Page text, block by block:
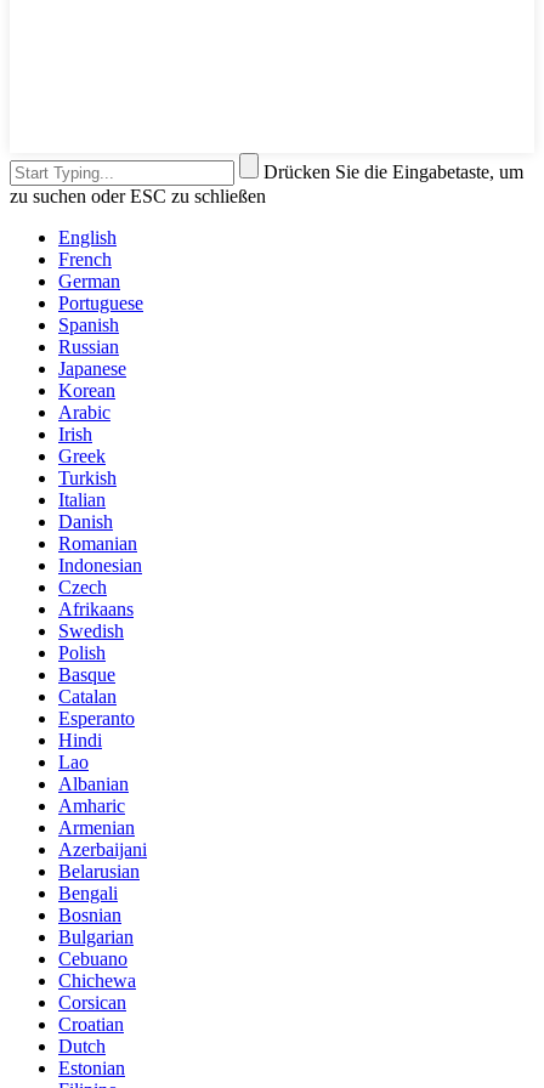
Drücken Sie die Eingabetaste, um
zu suchen oder ESC zu schließen
English
French
German
Portuguese
Spanish
Russian
Japanese
Korean
Arabic
Irish
Greek
Turkish
Italian
Danish
Romanian
Indonesian
Czech
Afrikaans
Swedish
Polish
Basque
Catalan
Esperanto
Hindi
Lao
Albanian
Amharic
Armenian
Azerbaijani
Belarusian
Bengali
Bosnian
Bulgarian
Cebuano
Chichewa
Corsican
Croatian
Dutch
Estonian